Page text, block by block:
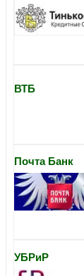
ВТБ
Почта Банк
УБРиР